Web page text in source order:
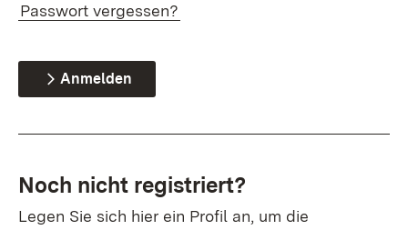
Passwort vergessen?
Anmelden
Noch nicht registriert?
Legen Sie sich hier ein Profil an, um die